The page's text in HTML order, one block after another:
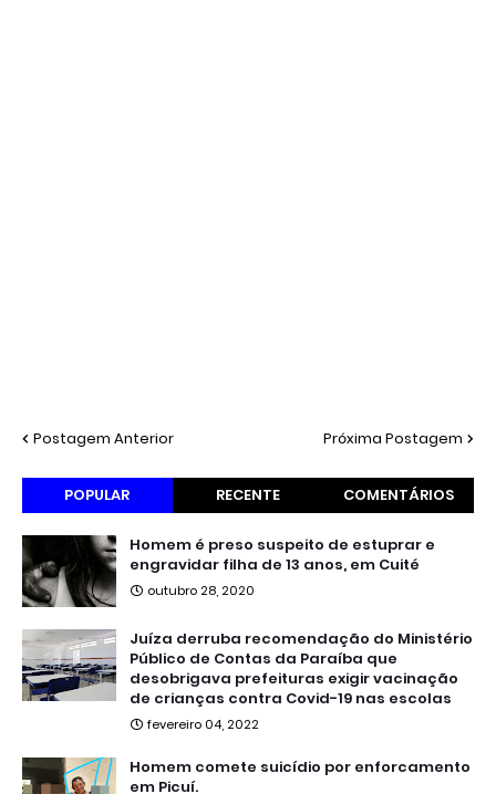
Postagem Anterior Próxima Postagem
POPULAR RECENTE COMENTÁRIOS
Homem é preso suspeito de estuprar e
engravidar filha de 13 anos, em Cuité
outubro 28, 2020
Juíza derruba recomendação do Ministério
Público de Contas da Paraíba que
desobrigava prefeituras exigir vacinação
de crianças contra Covid-19 nas escolas
fevereiro 04, 2022
Homem comete suicídio por enforcamento
em Picuí.